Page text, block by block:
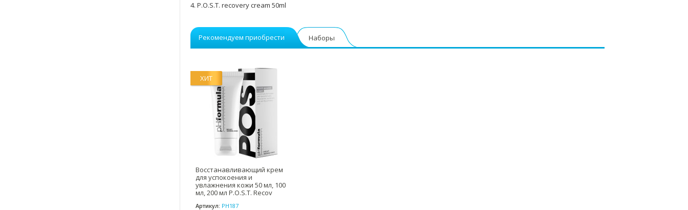
4. P.O.S.T. recovery cream 50ml
Рекомендуем приобрести Наборы
ХИТ
Восстанавливающий крем
для успокоения и
увлажнения кожи 50 мл, 100
мл, 200 мл P.O.S.T. Recov
Артикул: PH187